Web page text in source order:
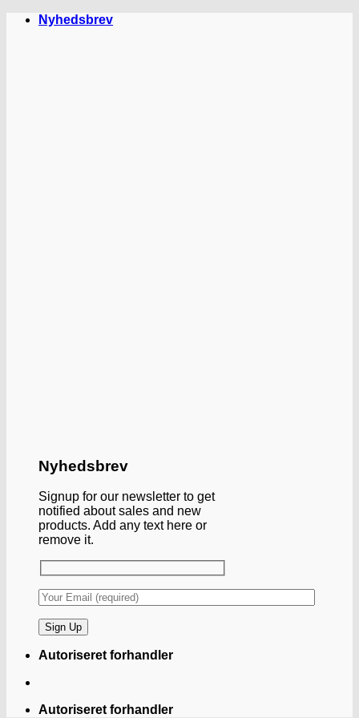
FortsætNyhedsbrev
Nyhedsbrev
Signup for our newsletter to get
notified about sales and new
products. Add any text here or
remove it.
Autoriseret forhandler
Autoriseret forhandler